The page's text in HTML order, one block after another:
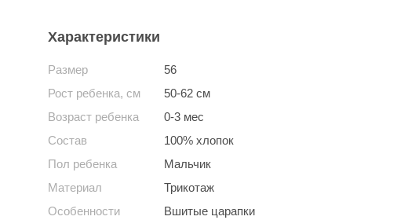
Характеристики
Размер
56
Рост ребенка, см
50-62 см
Возраст ребенка
0-3 мес
Состав
100% хлопок
Пол ребенка
Мальчик
Материал
Трикотаж
Особенности
Вшитые царапки